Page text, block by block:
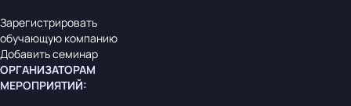
Зарегистрировать
обучающую компанию
Добавить семинар
ОРГАНИЗАТОРАМ
МЕРОПРИЯТИЙ: